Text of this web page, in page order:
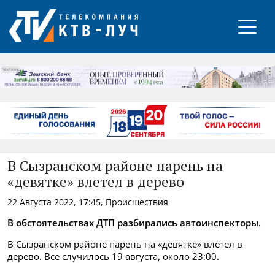
РЕКЛАМА
В Сызранском районе парень на
«девятке» влетел в дерево
22 Августа 2022, 17:45, Происшествия
В обстоятельствах ДТП разбирались автоинспекторы.
В Сызранском районе парень на «девятке» влетел в
дерево. Все случилось 19 августа, около 23:00.